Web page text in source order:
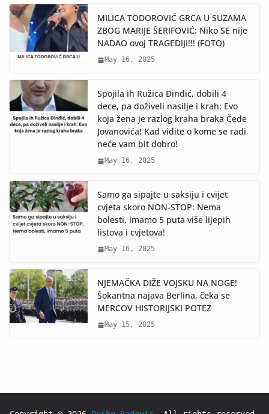
MILICA TODOROVIĆ GRCA U SUZAMA
ZBOG MARIJE ŠERIFOVIĆ: Niko SE nije
NADAO ovoj TRAGEDIJI!!! (FOTO)
May 16, 2025
Spojila ih Ružica Đinđić, dobili 4
dece, pa doživeli nasilje i krah: Evo
koja žena je razlog kraha braka Čede
Jovanovića! Kad vidite o kome se radi
neće vam bit dobro!
May 16, 2025
Samo ga sipajte u saksiju i cvijet
cvjeta skoro NON-STOP: Nema
bolesti, imamo 5 puta više lijepih
listova i cvjetova!
May 16, 2025
NJEMAČKA DIŽE VOJSKU NA NOGE!
Šokantna najava Berlina, čeka se
MERCOV HISTORIJSKI POTEZ
May 15, 2025